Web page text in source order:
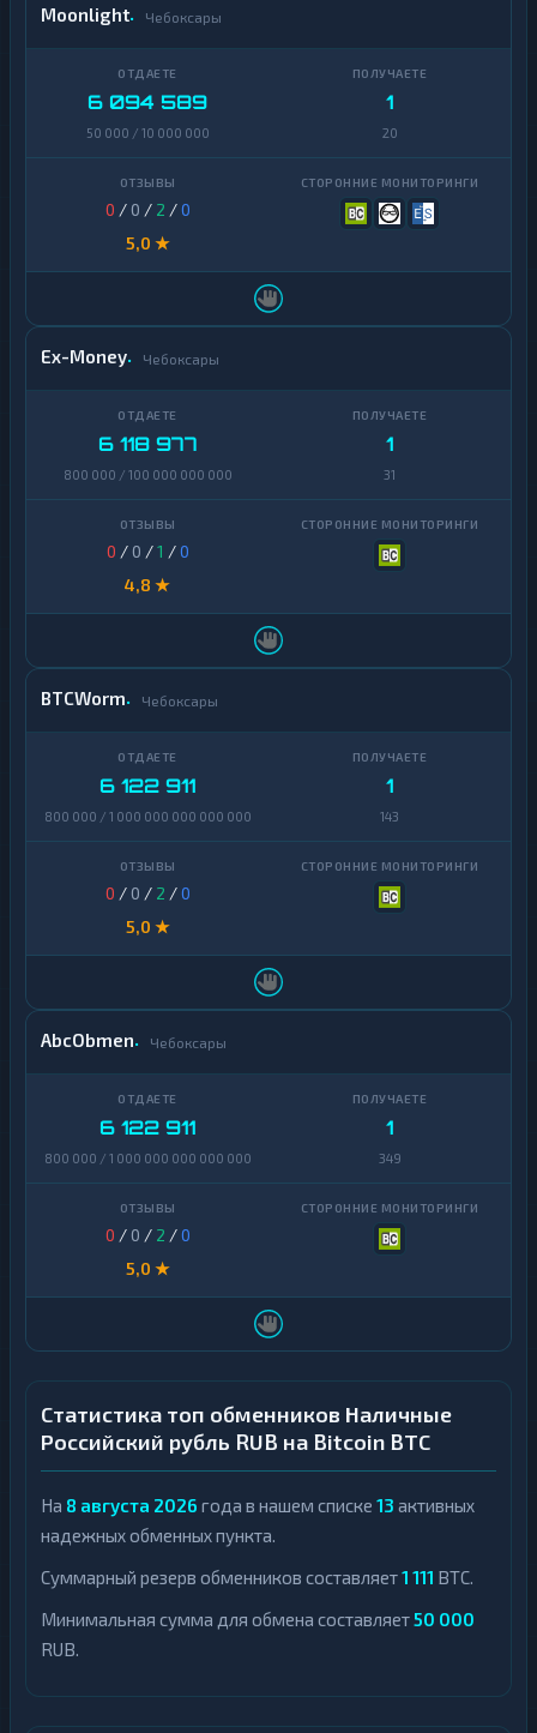
Moonlight Чебоксары
6 094 589
50 000 / 10 000 000
1
20
0 / 0 / 2 /0
5,0 ★
Ex-Money Чебоксары
6 118 977
800 000 / 100 000 000 000
1
31
0 / 0 /1 /0
4,8 ★
BTCWorm Чебоксары
6 122 911
800 000 / 1 000 000 000 000 000
1
143
0 / 0 / 2 /0
5,0 ★
AbcObmen Чебоксары
6 122 911
800 000 / 1 000 000 000 000 000
1
349
0 / 0 / 2 /0
5,0 ★
Статистика топ обменников Наличные
Российский рубль RUB на Bitcoin BTC
На 8 августа 2026 года в нашем списке 13 активных
надежных обменных пункта.
Суммарный резерв обменников составляет1 111 BTC.
Минимальная сумма для обмена составляет50 000
RUB.